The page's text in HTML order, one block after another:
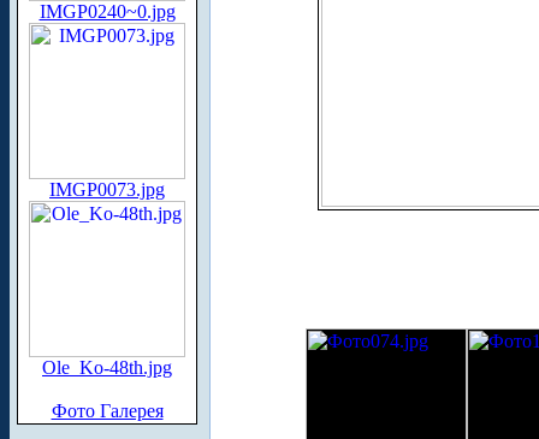
IMGP0240~0.jpg
IMGP0073.jpg
Ole_Ko-48th.jpg
Фото Галерея